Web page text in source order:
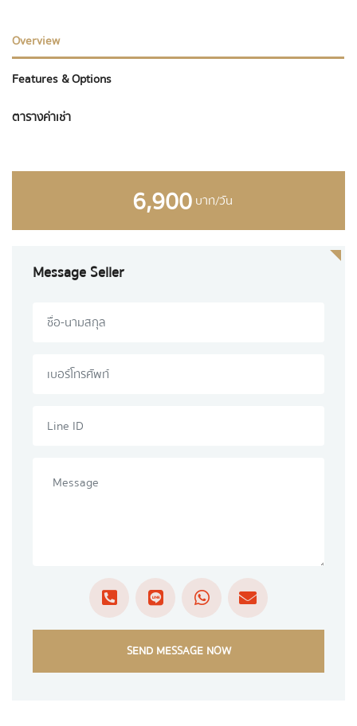
Overview
Features & Options
ตารางค่าเช่า
6,900 บาท/วัน
Message Seller
SEND MESSAGE NOW